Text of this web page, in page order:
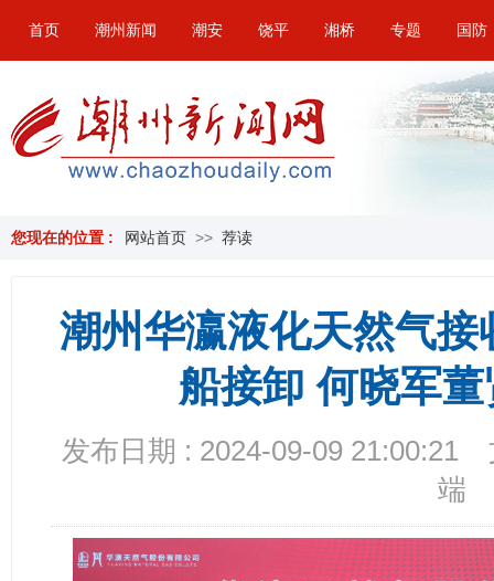
首页 潮州新闻 潮安 饶平 湘桥 专题 国防
您现在的位置 : 网站首页 >> 荐读
潮州华瀛液化天然气
船接卸 何晓军
发布日期 : 2024-09-09 21:00:21
端